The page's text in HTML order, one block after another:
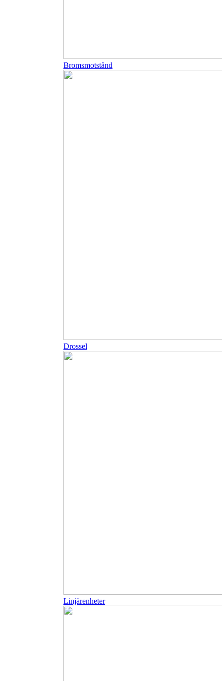
Bromsmotstånd
Drossel
Linjärenheter